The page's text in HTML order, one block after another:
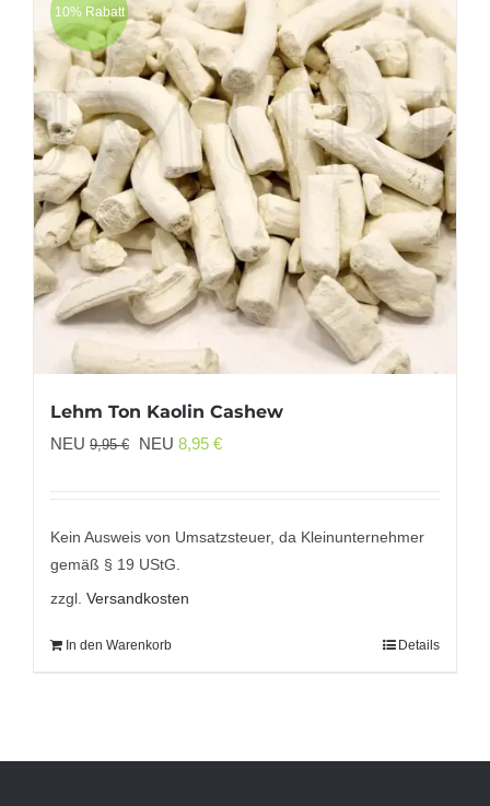
10% Rabatt
Lehm Ton Kaolin Cashew
NEU 9,95€
Ursprünglicher
9,95 €
NEU 8,95 €Aktueller
8,95 €.
Kein Ausweis von Umsatzsteuer, da Kleinunternehmer
gemäß § 19 UStG.
zzgl. Versandkosten
In den Warenkorb Details